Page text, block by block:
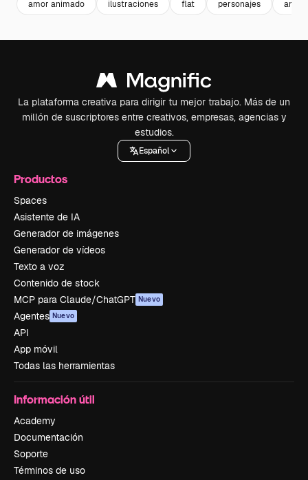
amor animado ilustraciones flat personajes
La plataforma creativa para dirigir tu mejor trabajo. Más de un
millón de suscriptores entre creativos, empresas, agencias y
estudios.
Español
Productos
Spaces
Asistente de IA
Generador de imágenes
Generador de vídeos
Texto a voz
Contenido de stock
MCP para Claude/ChatGPT Nuevo
Agentes Nuevo
API
App móvil
Todas las herramientas
Información útil
Academy
Documentación
Soporte
Términos de uso